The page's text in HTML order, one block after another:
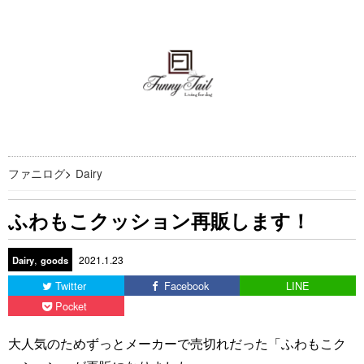
ファニログ> Dairy
ふわもこクッション再販します！
Dairy, goods 2021.1.23
Twitter Facebook
LINE
Pocket
大人気のためずっとメーカーで売切れだった「ふわもこク